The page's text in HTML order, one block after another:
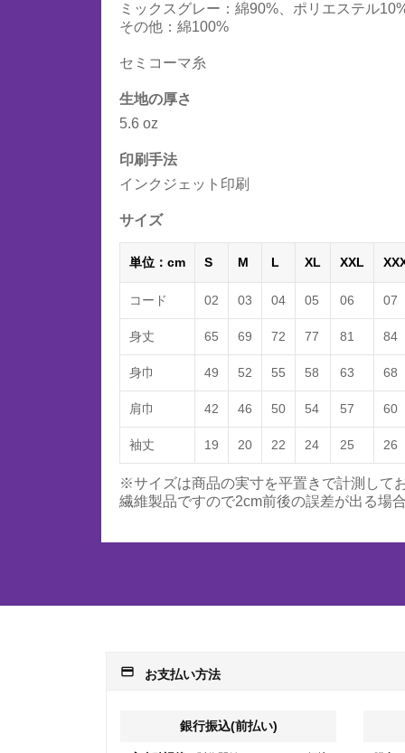
ミックスグレー：綿90%、ポリエステル
その他：綿100%
セミコーマ糸
生地の厚さ
5.6 oz
印刷手法
インクジェット印刷
サイズ
単位：cm S M L XL XXL
コード 02 03 04 05 06 07
身丈 65 69 72 77 81 84
身巾 49 52 55 58 63 68
肩巾 42 46 50 54 57 60
袖丈 19 20 22 24 25 26
※サイズは商品の実寸を平置きで計測して
繊維製品ですので2cm前後の誤差が出る場
payment お支払い方法
銀行振込(前払い)